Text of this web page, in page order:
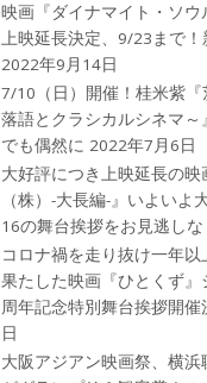
映画『ダイナマイト・ソ
上映延長決定、9/23まで！
2022年9月14日
7/10（日）開催！桂米紫
落語とクラシカルシネマ
でも偶然に 2022年7月6日
大好評につき上映延長の
（株）-大長編-』いよいよ
16の舞台挨拶をお見逃しな
コロナ禍を⾛り抜け⼀年
果たした映画『ひとくず』
周年記念特別舞台挨拶開催
日
大阪アジアン映画祭、横浜